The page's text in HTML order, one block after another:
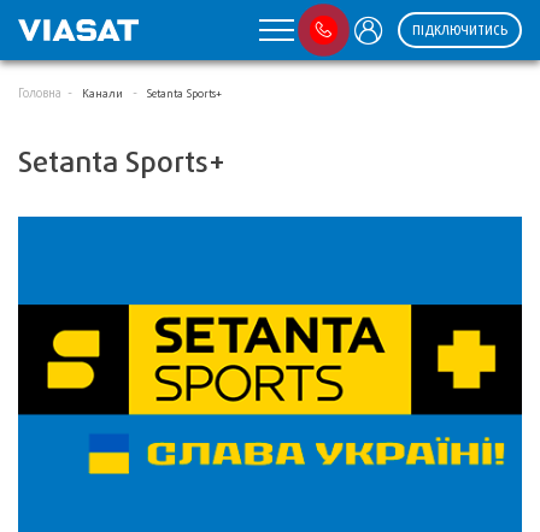
ПІДКЛЮЧИТИСЬ
Головна Канали Setanta Sports+
Setanta Sports+